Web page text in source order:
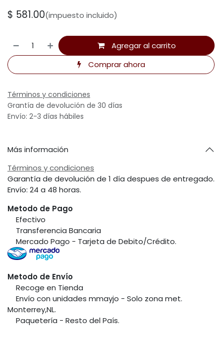
$ 581.00(impuesto incluido)
Agregar al carrito
Comprar ahora
Términos y condiciones
Grantía de devolución de 30 días
Envío: 2-3 días hábiles
Más información
Términos y condiciones
Garantía de devolución de 1 día despues de entregado.
Envío: 24 a 48 horas.
Metodo de Pago
​Efectivo
​Transferencia Bancaria
​Mercado Pago - Tarjeta de Debito/Crédito.
Metodo de Envío
​Recoge en Tienda
​Envío con unidades mmayjo - Solo zona met.
Monterrey,NL.
​Paquetería - Resto del País.